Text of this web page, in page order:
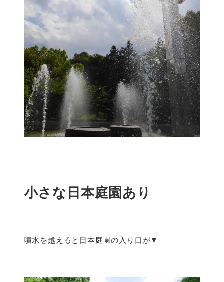
小さな日本庭園あり
噴水を越えると日本庭園の入り口が▼